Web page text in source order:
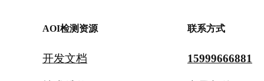
AOI检测资源
开发文档
联系方式
15999666881